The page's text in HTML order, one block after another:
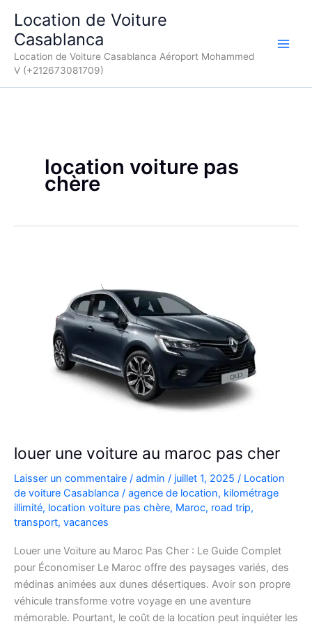
contenu
Location de Voiture
Casablanca
Location de Voiture Casablanca Aéroport Mohammed
V (+212673081709)
location voiture pas
chère
louer une voiture au maroc pas cher
Laisser un commentaire / admin / juillet 1, 2025 / Location
de voiture Casablanca / agence de location, kilométrage
illimité, location voiture pas chère, Maroc, road trip,
transport, vacances
Louer une Voiture au Maroc Pas Cher : Le Guide Complet
pour Économiser Le Maroc offre des paysages variés, des
médinas animées aux dunes désertiques. Avoir son propre
véhicule transforme votre voyage en une aventure
mémorable. Pourtant, le coût de la location peut inquiéter les